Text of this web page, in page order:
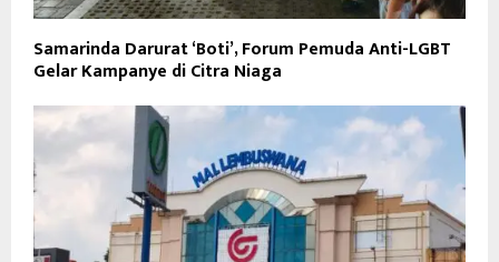
Samarinda Darurat ‘Boti’, Forum Pemuda Anti-LGBT
Gelar Kampanye di Citra Niaga